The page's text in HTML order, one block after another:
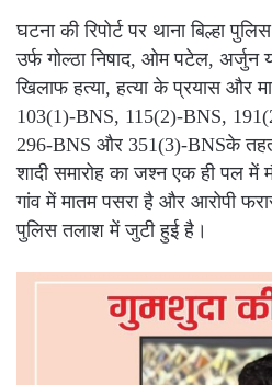
घटना की रिपोर्ट पर थाना बिल्हा
उर्फ गोल्ठा निषाद, ओम पटेल,
खिलाफ हत्या, हत्या के प्रयास और
103(1)-BNS, 115(2)-BNS,
296-BNS और 351(3)-BNSके तहत
शादी समारोह का जश्न एक ही पल में
गांव में मातम पसरा है और आरोपी
पुलिस तलाश में जुटी हुई है।